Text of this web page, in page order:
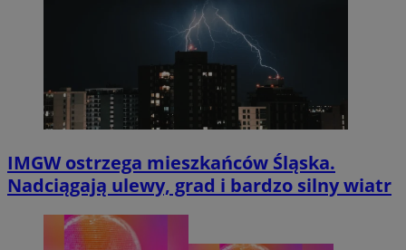
IMGW ostrzega mieszkańców Śląska.
Nadciągają ulewy, grad i bardzo silny wiatr